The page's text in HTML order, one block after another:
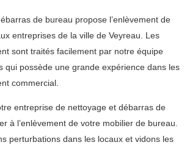
de bureau propose l’enlèvement de
entreprises de la ville de Veyreau. Les
sont traités facilement par notre équipe
qui possède une grande expérience dans les
commercial.
entreprise de nettoyage et débarras de
à l’enlèvement de votre mobilier de bureau.
perturbations dans les locaux et vidons les